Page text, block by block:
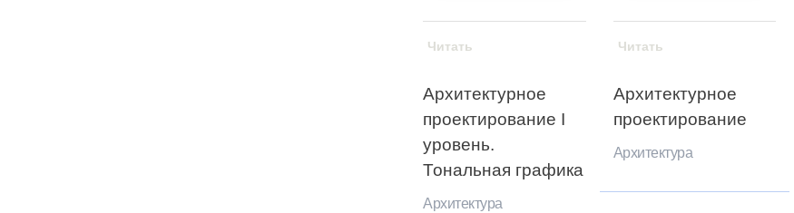
Архитектурное
проектирование I
уровень.
Тональная графика
Архитектура
Читать
Архитектурное
проектирование
Архитектура
Читать